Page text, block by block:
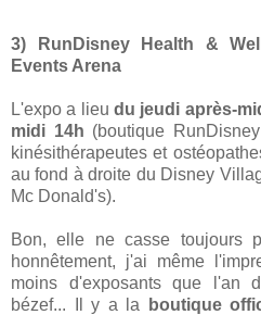
3) RunDisney Health &
Events Arena
L'expo a lieu du jeudi après-
midi 14h (boutique
kinésithérapeutes et
au fond à droite du Disney
Mc Donald's).
Bon, elle ne casse toujours
honnêtement, j'ai même
moins d'exposants que l'an
bézef... Il y a la
boutique